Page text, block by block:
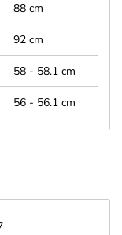
88 cm
92 cm
58 - 58.1 cm
56 - 56.1 cm